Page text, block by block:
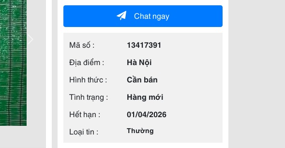
Chat ngay
Mã số :
13417391
Địa điểm :
Hà Nội
Hình thức :
Cần bán
Tình trạng :
Hàng mới
Hết hạn :
01/04/2026
Loại tin :
Thường